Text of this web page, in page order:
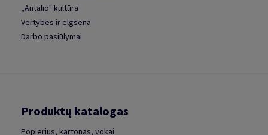
„Antalio" kultūra
Vertybės ir elgsena
Darbo pasiūlymai
Produktų katalogas
Popierius, kartonas, vokai